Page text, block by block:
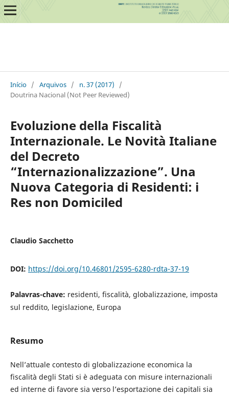
Início / Arquivos / n. 37 (2017)
/
Doutrina Nacional (Not Peer Reviewed)
Evoluzione della Fiscalità
Internazionale. Le Novità Italiane
del Decreto
“Internazionalizzazione”. Una
Nuova Categoria di Residenti: i
Res non Domiciled
Claudio Sacchetto
DOI: https://doi.org/10.46801/2595-6280-rdta-37-19
Palavras-chave: residenti, fiscalità, globalizzazione, imposta
sul reddito, legislazione, Europa
Resumo
Nell’attuale contesto di globalizzazione economica la
fiscalità degli Stati si è adeguata con misure internazionali
ed interne di favore sia verso l’esportazione dei capitali sia